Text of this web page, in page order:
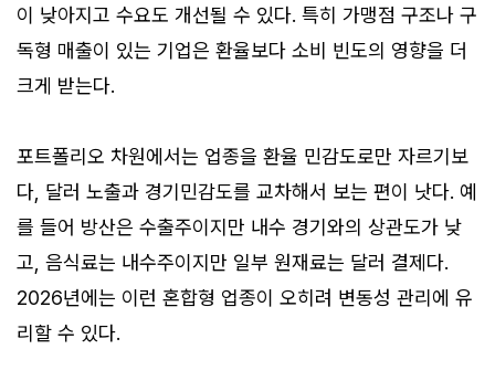
이 낮아지고 수요도 개선될 수 있다. 특히 가맹점 구조나 구
독형 매출이 있는 기업은 환율보다 소비 빈도의 영향을 더
크게 받는다.
포트폴리오 차원에서는 업종을 환율 민감도로만 자르기보
다, 달러 노출과 경기민감도를 교차해서 보는 편이 낫다. 예
를 들어 방산은 수출주이지만 내수 경기와의 상관도가 낮
고, 음식료는 내수주이지만 일부 원재료는 달러 결제다.
2026년에는 이런 혼합형 업종이 오히려 변동성 관리에 유
리할 수 있다.